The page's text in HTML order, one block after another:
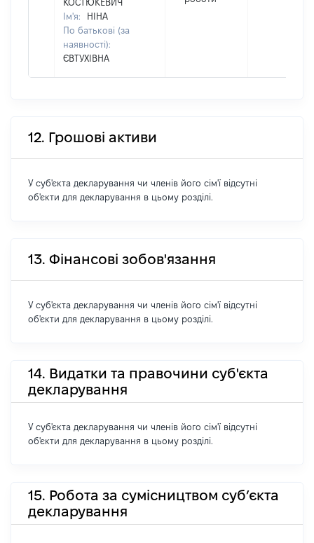
КОСТЮКЕВИЧ
Ім'я:
НІНА
По батькові (за
наявності):
ЄВТУХІВНА
12. Грошові активи
У суб'єкта декларування чи членів його сім'ї відсутні
об'єкти для декларування в цьому розділі.
13. Фінансові зобов'язання
У суб'єкта декларування чи членів його сім'ї відсутні
об'єкти для декларування в цьому розділі.
14. Видатки та правочини суб'єкта
декларування
У суб'єкта декларування чи членів його сім'ї відсутні
об'єкти для декларування в цьому розділі.
15. Робота за сумісництвом суб’єкта
декларування